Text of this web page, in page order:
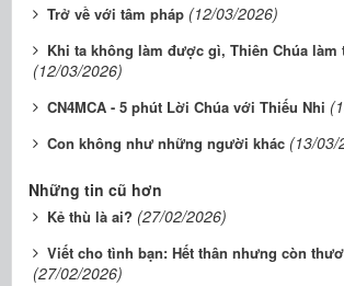
Trở về với tâm pháp (12/03/2026)
Khi ta không làm được gì, Thiên Chúa làm
(12/03/2026)
CN4MCA - 5 phút Lời Chúa với Thiếu Nhi
Con không như những người khác (13/03/
Những tin cũ hơn
Kẻ thù là ai? (27/02/2026)
Viết cho tình bạn: Hết thân nhưng còn
(27/02/2026)